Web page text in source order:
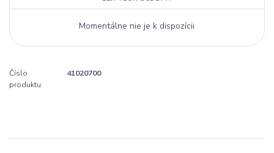
Momentálne nie je k dispozícii
Číslo
produktu:
41020700